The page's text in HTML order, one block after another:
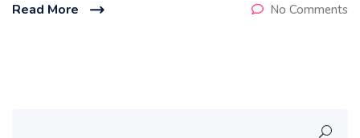
Read More
No Comments